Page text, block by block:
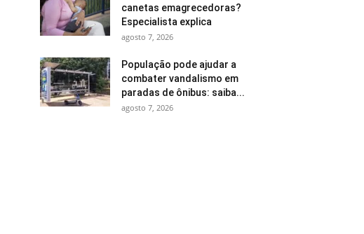
canetas emagrecedoras?
Especialista explica
agosto 7, 2026
População pode ajudar a
combater vandalismo em
paradas de ônibus: saiba...
agosto 7, 2026